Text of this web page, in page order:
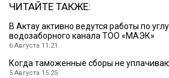
ЧИТАЙТЕ ТАКЖЕ:
В Актау активно ведутся работы по
водозаборного канала ТОО «МАЭК»
6 Августа 11:21
Когда таможенные сборы не
5 Августа 15:25